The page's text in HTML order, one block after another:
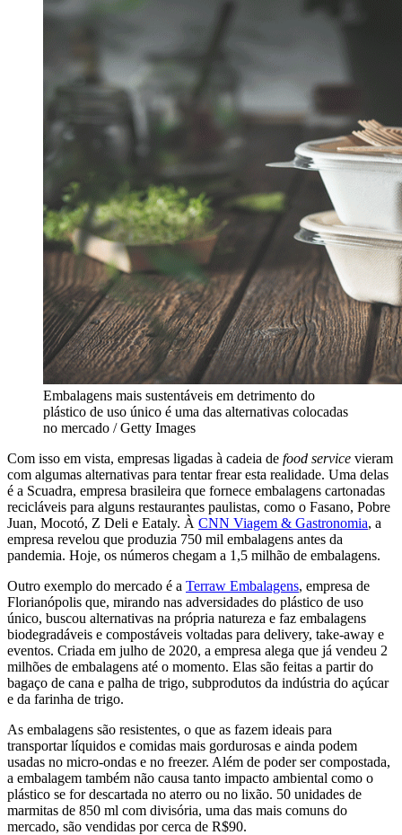
Embalagens mais sustentáveis em detrimento do
plástico de uso único é uma das alternativas colocadas
no mercado / Getty Images
Com isso em vista, empresas ligadas à cadeia de food service vieram
com algumas alternativas para tentar frear esta realidade. Uma delas
é a Scuadra, empresa brasileira que fornece embalagens cartonadas
recicláveis para alguns restaurantes paulistas, como o Fasano, Pobre
Juan, Mocotó, Z Deli e Eataly. À CNN Viagem & Gastronomia, a
empresa revelou que produzia 750 mil embalagens antes da
pandemia. Hoje, os números chegam a 1,5 milhão de embalagens.
Outro exemplo do mercado é a Terraw Embalagens, empresa de
Florianópolis que, mirando nas adversidades do plástico de uso
único, buscou alternativas na própria natureza e faz embalagens
biodegradáveis e compostáveis voltadas para delivery, take-away e
eventos. Criada em julho de 2020, a empresa alega que já vendeu 2
milhões de embalagens até o momento. Elas são feitas a partir do
bagaço de cana e palha de trigo, subprodutos da indústria do açúcar
e da farinha de trigo.
As embalagens são resistentes, o que as fazem ideais para
transportar líquidos e comidas mais gordurosas e ainda podem
usadas no micro-ondas e no freezer. Além de poder ser compostada,
a embalagem também não causa tanto impacto ambiental como o
plástico se for descartada no aterro ou no lixão. 50 unidades de
marmitas de 850 ml com divisória, uma das mais comuns do
mercado, são vendidas por cerca de R$90.